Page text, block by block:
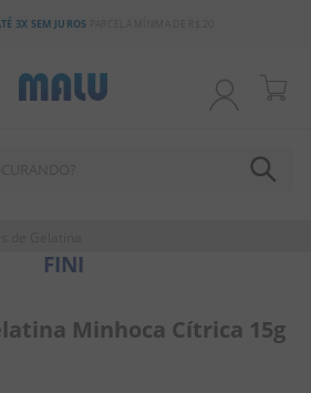
3X SEM JUROS
FINI
Minhoca Cítrica 15g
1º
3º
pirulito